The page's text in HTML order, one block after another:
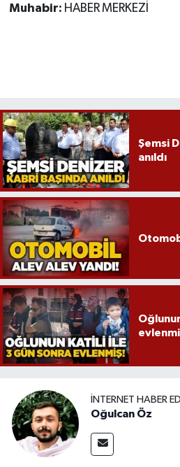
Muhabir: HABER MERKEZİ
Şemsi
anıldı
İNTERNET HABER
Oğulcan Öz